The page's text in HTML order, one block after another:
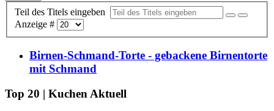
Teil des Titels eingeben
Anzeige #
Birnen-Schmand-Torte - gebackene Birnentorte
mit Schmand
Top 20 | Kuchen Aktuell